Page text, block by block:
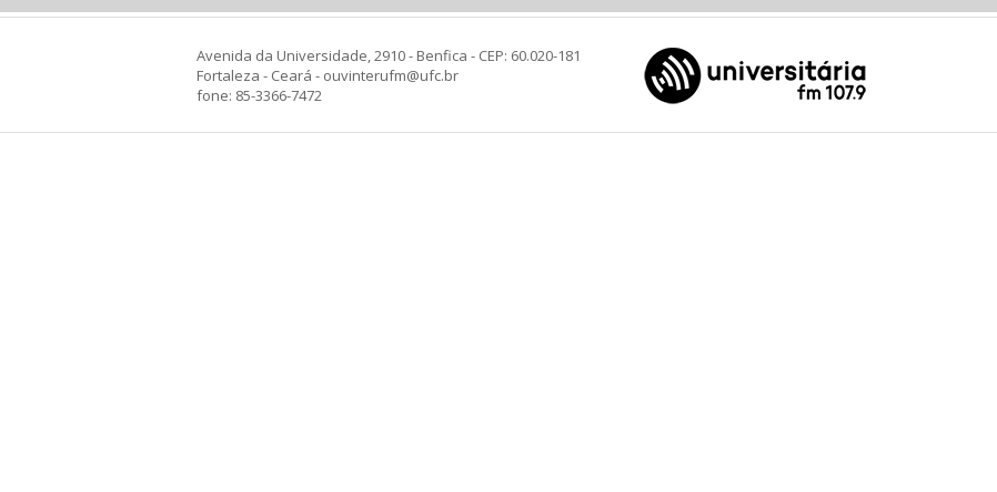
Avenida da Universidade, 2910 - Benfica - CEP: 60.020-181
Fortaleza - Ceará - ouvinterufm@ufc.br
fone: 85-3366-7472